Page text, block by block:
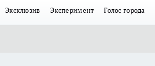
Эксклюзив Эксперимент Голос города